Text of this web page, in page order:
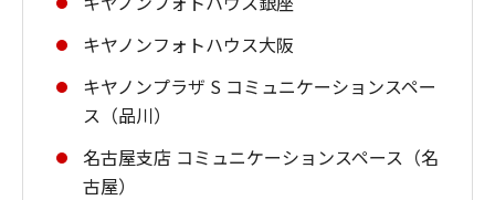
キヤノンフォトハウス大阪
キヤノンプラザ S コミュニケーションスペー
ス（品川）
名古屋支店 コミュニケーションスペース（名
古屋）